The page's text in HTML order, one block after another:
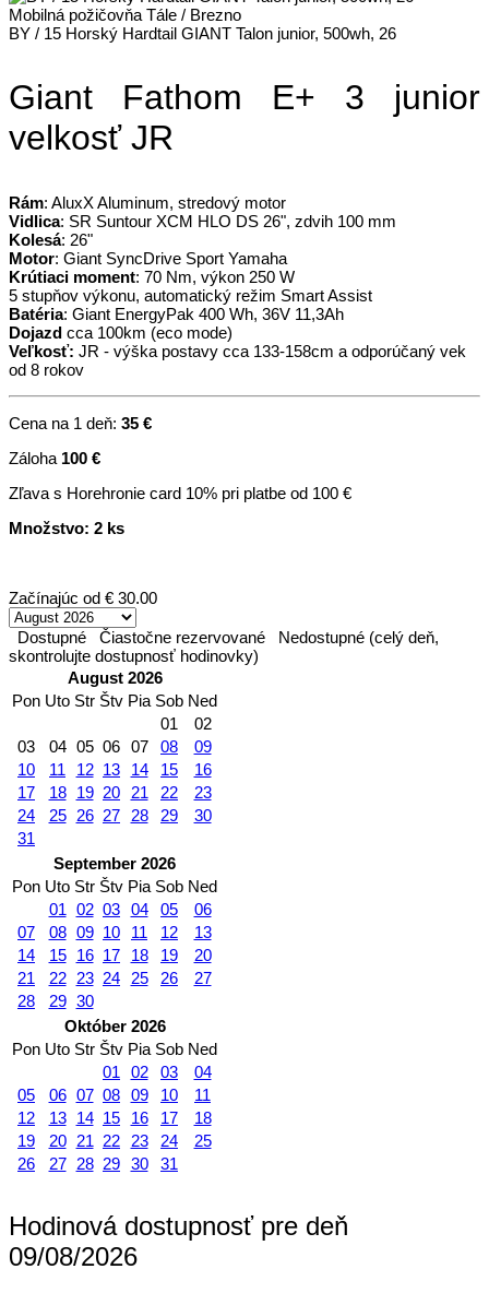
Mobilná požičovňa Tále / Brezno
BY / 15 Horský Hardtail GIANT Talon junior, 500wh, 26
Giant Fathom E+ 3 junior
velkosť JR
Rám: AluxX Aluminum, stredový motor
Vidlica: SR Suntour XCM HLO DS 26", zdvih 100 mm
Kolesá: 26"
Motor: Giant SyncDrive Sport Yamaha
Krútiaci moment: 70 Nm, výkon 250 W
5 stupňov výkonu, automatický režim Smart Assist
Batéria: Giant EnergyPak 400 Wh, 36V 11,3Ah
Dojazd cca 100km (eco mode)
Veľkosť: JR - výška postavy cca 133-158cm a odporúčaný vek
od 8 rokov
Cena na 1 deň: 35 €
Záloha 100 €
Zľava s Horehronie card 10% pri platbe od 100 €
Množstvo: 2 ks
Začínajúc od € 30.00
Dostupné Čiastočne rezervované
Nedostupné (celý deň,
skontrolujte dostupnosť hodinovky)
August 2026
Pon Uto Str Štv Pia Sob Ned
01
02
03
04 05 06 07 08
09
10
11 12 13 14 15
16
17
18 19 20 21 22
23
24
25 26 27 28 29
30
31
September 2026
Pon Uto Str Štv Pia Sob Ned
01 02 03 04 05
06
07
08 09 10 11 12
13
14
15 16 17 18 19
20
21
22 23 24 25 26
27
28
29 30
Október 2026
Pon Uto Str Štv Pia Sob Ned
01
02 03
04
05
06 07 08 09 10
11
12
13 14 15 16 17
18
19
20 21 22 23 24
25
26
27 28 29 30 31
Hodinová dostupnosť pre deň
09/08/2026